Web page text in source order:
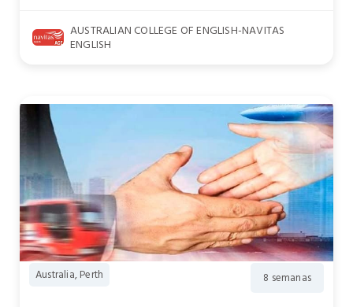
AUSTRALIAN COLLEGE OF ENGLISH-NAVITAS
ENGLISH
Australia, Perth 8 semanas